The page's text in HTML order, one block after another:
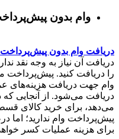
وام بدون
دریافت وام بدون پیش‌پرداخت
دریافت آن نیاز به وجه نقد
را دریافت کنید. پیش‌پرداخت
وام جهت دریافت هزینه‌های
دریافت می‌شود. از آنجایی
می‌دهد، برای خرید کالای
پیش‌پرداخت وام ندارید؛ اما
برای هزینه عملیات کسر